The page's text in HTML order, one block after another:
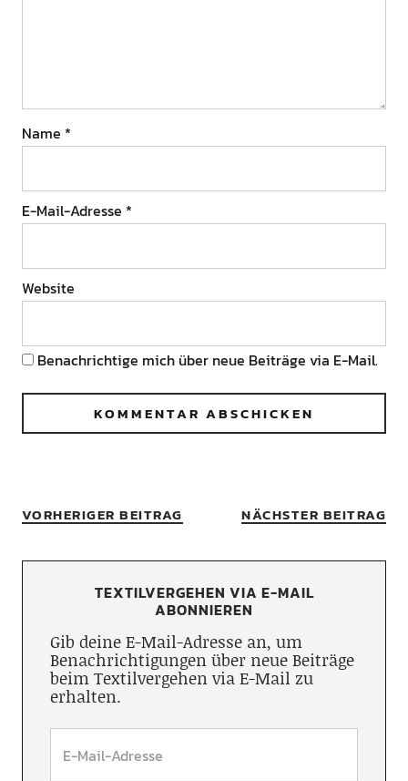
Name *
E-Mail-Adresse *
Website
Benachrichtige mich über neue Beiträge via E-Mail.
VORHERIGER BEITRAG NÄCHSTER BEITRAG
TEXTILVERGEHEN VIA E-MAIL
ABONNIEREN
Gib deine E-Mail-Adresse an, um
Benachrichtigungen über neue Beiträge
beim Textilvergehen via E-Mail zu
erhalten.